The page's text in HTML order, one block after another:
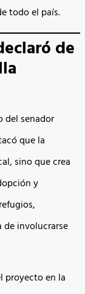
todo el país.
de
del senador
que la
sino que crea
y
involucrarse
proyecto en la